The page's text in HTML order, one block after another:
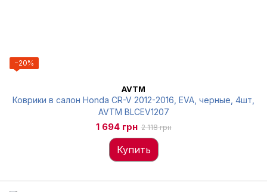
−20%
AVTM
Коврики в салон Honda CR-V 2012-2016, EVA, черные, 4шт,
AVTM BLCEV1207
1 694 грн 2 118 грн
Купить